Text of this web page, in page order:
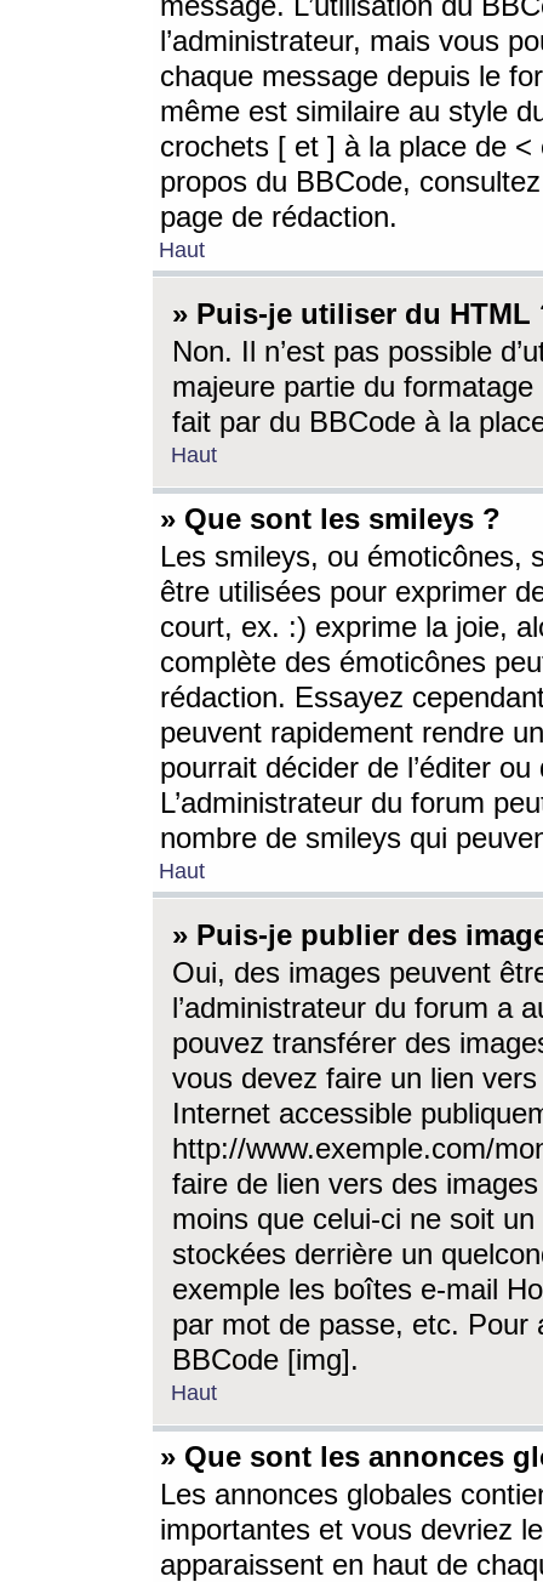
l’administrateur, mais vous
chaque message depuis le
même est similaire au style
crochets [ et ] à la place de <
propos du BBCode,
page de rédaction.
Haut
» Puis-je utiliser du HTML
Non. Il n’est pas possible
majeure partie du
fait par du BBCode à la
Haut
» Que sont les smileys ?
Les smileys, ou émoticônes,
être utilisées pour exprimer
court, ex. :) exprime la joie,
complète des émoticônes
rédaction. Essayez
peuvent rapidement rendre
pourrait décider de l’éditer
L’administrateur du forum
nombre de smileys qui
Haut
» Puis-je publier des
Oui, des images peuvent
l’administrateur du forum a
pouvez transférer des
vous devez faire un lien
Internet accessible
http://www.exemple.com/
faire de lien vers des
moins que celui-ci ne soit
stockées derrière un
exemple les boîtes e-mail
par mot de passe, etc. Pour
BBCode [img].
Haut
» Que sont les annonces
Les annonces globales
importantes et vous devriez
apparaissent en haut de